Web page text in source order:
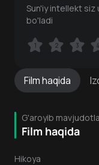
Filmhaqida
G'aroyib
Film haqida
Hikoya
Sun'iy intellekt siz
bo'ladi
1 2 3 4
1 2 3 4